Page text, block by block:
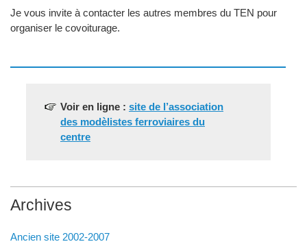
Je vous invite à contacter les autres membres du TEN pour
organiser le covoiturage.
Voir en ligne : site de l’association
des modèlistes ferroviaires du
centre
Archives
Ancien site 2002-2007